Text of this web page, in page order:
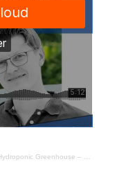
– Jevgenijs Karklins